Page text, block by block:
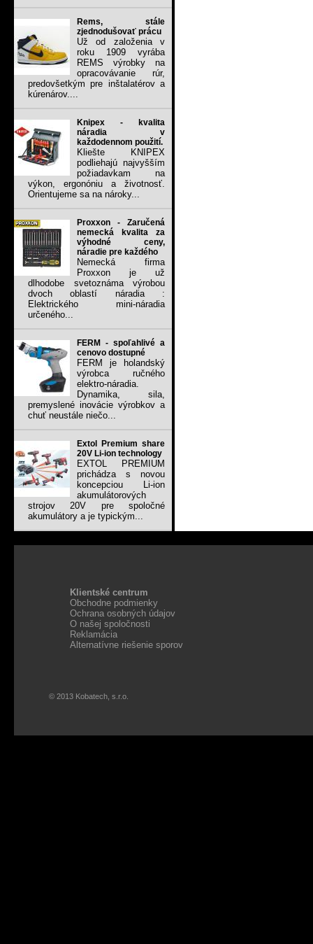
Rems, stále
zjednodušovať prácu
Už od založenia v
roku 1909 vyrába
REMS výrobky na
opracovávanie rúr,
predovšetkým pre inštalatérov a
kúrenárov....
Knipex - kvalita
náradia v
každodennom použití.
Kliešte KNIPEX
podliehajú najvyšším
požiadavkam na
výkon, ergonóniu a životnosť.
Orientujeme sa na nároky...
Proxxon - Zaručená
nemecká kvalita za
výhodné ceny,
náradie pre každého
Nemecká firma
Proxxon je už
dlhodobe svetoznáma výrobou
dvoch oblastí náradia :
Elektrického mini-náradia
určeného...
FERM - spoľahlivé a
cenovo dostupné
FERM je holandský
výrobca ručného
elektro-náradia.
Dynamika, sila,
premyslené inovácie výrobkov a
chuť neustále niečo...
Extol Premium share
20V Li-ion technology
EXTOL PREMIUM
prichádza s novou
koncepciou Li-ion
akumulátorových
strojov 20V pre spoločné
akumulátory a je typickým...
Klientské centrum
Obchodne podmienky
Ochrana osobných údajov
O našej spoločnosti
Reklamácia
Alternatívne riešenie sporov
© 2013 Kobatech, s.r.o.